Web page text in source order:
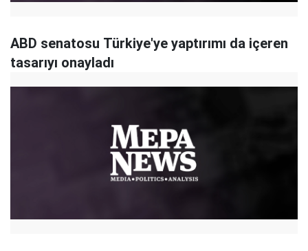
ABD senatosu Türkiye'ye yaptırımı da içeren
tasarıyı onayladı